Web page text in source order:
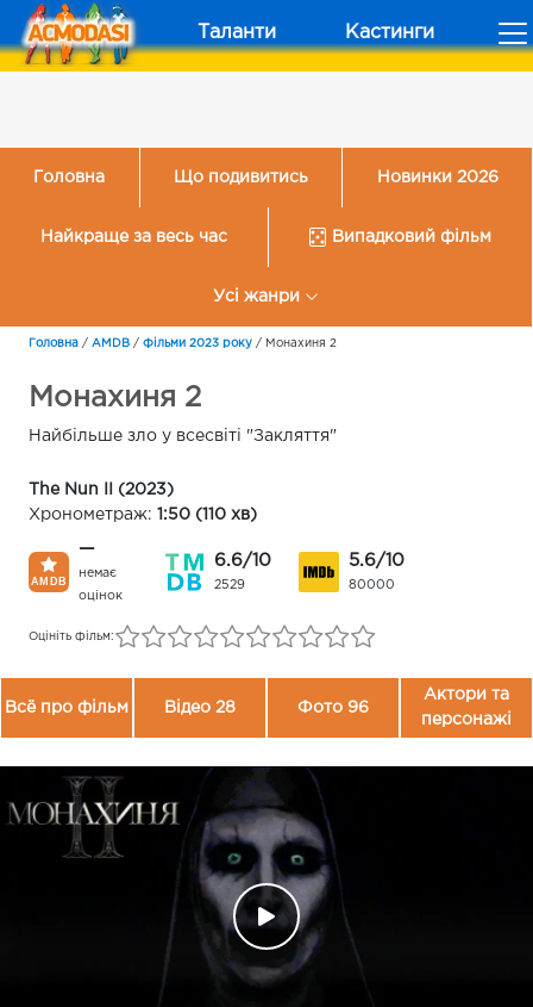
Таланти Кастинги
Головна Що подивитись Новинки 2026
Найкраще за весь час Випадковий фільм
Усі жанри
Головна / AMDB / Фільми 2023 року / Монахиня 2
Монахиня 2
Найбільше зло у всесвіті "Закляття"
The Nun II (2023)
Хронометраж: 1:50 (110 хв)
—
немає
оцінок
6.6/10
2529
5.6/10
80000
Оцініть фільм:
Всё про фільм Відео 28 Фото 96
Актори та
персонажі